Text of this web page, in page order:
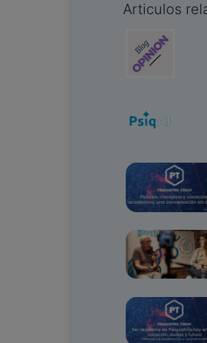
Articulos